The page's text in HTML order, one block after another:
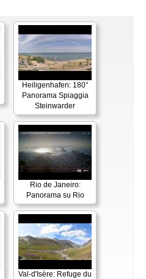
Heiligenhafen: 180°
Panorama Spiaggia
Steinwarder
Rio de Janeiro:
Panorama su Rio
Val-d'Isère: Refuge du